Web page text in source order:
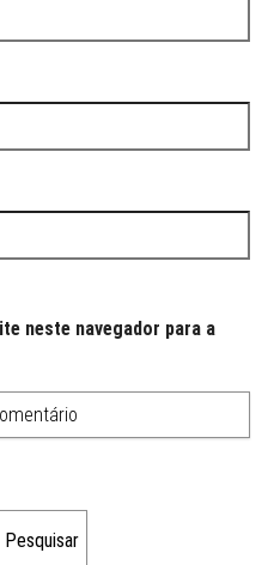
neste navegador para a
Pesquisar